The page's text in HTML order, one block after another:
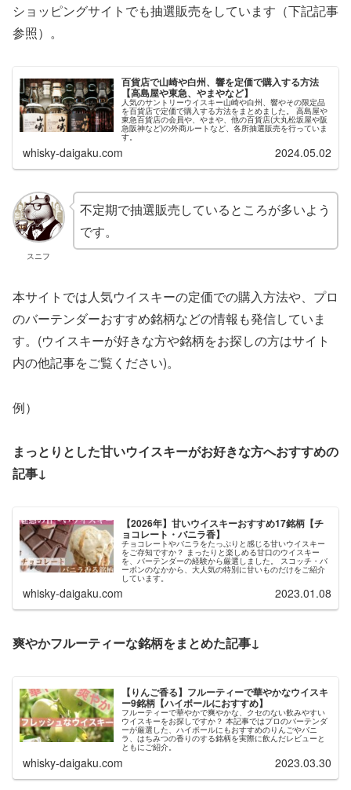
ショッピングサイトでも抽選販売をしています（下記記事
参照）。
百貨店で山崎や白州、響を定価で購入する方法
【高島屋や東急、やまやなど】
人気のサントリーウイスキー山崎や白州、響やその限定品
を百貨店で定価で購入する方法をまとめました。 高島屋や
東急百貨店の会員や、やまや、他の百貨店(大丸松坂屋や阪
急阪神など)の外商ルートなど、各所抽選販売を行っていま
す。
whisky-daigaku.com 2024.05.02
スニフ
不定期で抽選販売しているところが多いよう
です。
本サイトでは人気ウイスキーの定価での購入方法や、プロ
のバーテンダーおすすめ銘柄などの情報も発信していま
す。(ウイスキーが好きな方や銘柄をお探しの方はサイト
内の他記事をご覧ください)。
例）
まっとりとした甘いウイスキーがお好きな方へおすすめの
記事↓
【2026年】甘いウイスキーおすすめ17銘柄【チ
ョコレート・バニラ香】
チョコレートやバニラをたっぷりと感じる甘いウイスキー
をご存知ですか？ まったりと楽しめる甘口のウイスキー
を、バーテンダーの経験から厳選しました。 スコッチ・バ
ーボンのなかから、大人気の特別に甘いものだけをご紹介
しています。
whisky-daigaku.com 2023.01.08
爽やかフルーティーな銘柄をまとめた記事↓
【りんご香る】フルーティーで華やかなウイスキ
ー9銘柄【ハイボールにおすすめ】
フルーティーで華やかで爽やかな、クセのない飲みやすい
ウイスキーをお探しですか？ 本記事ではプロのバーテンダ
ーが厳選した、ハイボールにもおすすめのりんごやバニ
ラ、はちみつの香りのする銘柄を実際に飲んだレビューと
ともにご紹介。
whisky-daigaku.com 2023.03.30